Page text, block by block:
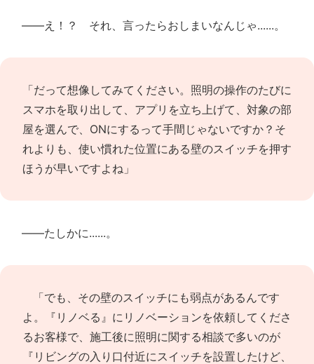
――え！？ それ、言ったらおしまいなんじゃ......。
「だって想像してみてください。照明の操作のたびに
スマホを取り出して、アプリを立ち上げて、対象の部
屋を選んで、ONにするって手間じゃないですか？そ
れよりも、使い慣れた位置にある壁のスイッチを押す
ほうが早いですよね」
――たしかに......。
「でも、その壁のスイッチにも弱点があるんです
よ。『リノベる』にリノベーションを依頼してくださ
るお客様で、施工後に照明に関する相談で多いのが
『リビングの入り口付近にスイッチを設置したけど、